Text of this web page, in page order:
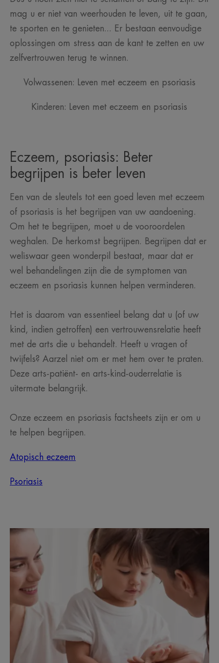
mag u er niet van weerhouden te leven, uit te gaan,
te sporten en te genieten... Er bestaan eenvoudige
oplossingen om stress aan de kant te zetten en uw
zelfvertrouwen terug te winnen.
Volwassenen: Leven met eczeem en psoriasis
Kinderen: Leven met eczeem en psoriasis
Eczeem, psoriasis: Beter
begrijpen is beter leven
Een van de sleutels tot een goed leven met eczeem
of psoriasis is het begrijpen van uw aandoening.
Om het te begrijpen, moet u de vooroordelen
weghalen. De herkomst begrijpen. Begrijpen dat er
weliswaar geen wonderpil bestaat, maar dat er
wel behandelingen zijn die de symptomen van
eczeem en psoriasis kunnen helpen verminderen.
Het is daarom van essentieel belang dat u (of uw
kind, indien getroffen) een vertrouwensrelatie heeft
met de arts die u behandelt. Heeft u vragen of
twijfels? Aarzel niet om er met hem over te praten.
Deze arts-patiënt- en arts-kind-ouderrelatie is
uitermate belangrijk.
Onze eczeem en psoriasis factsheets zijn er om u
te helpen begrijpen.
Atopisch eczeem
Psoriasis